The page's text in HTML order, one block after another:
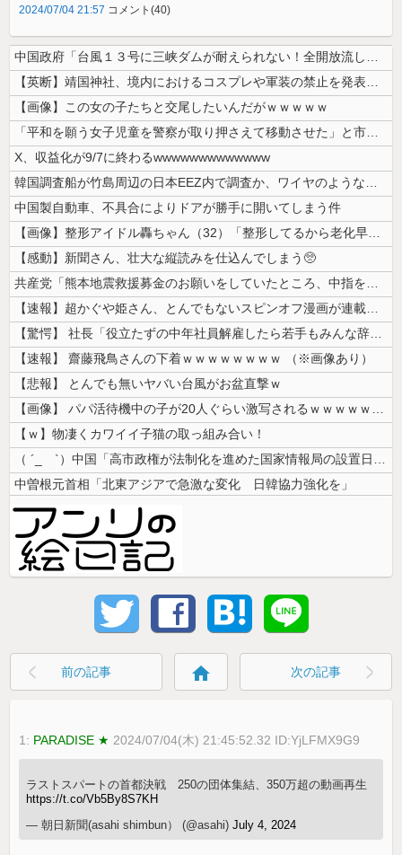
2024/07/04 21:57 コメント(40)
中国政府「台風１３号に三峡ダムが耐えられない！全開放流しろ！」⇒ 下流...
【英断】靖国神社、境内におけるコスプレや軍装の禁止を発表「厳粛で神聖な...
【画像】この女の子たちと交尾したいんだがｗｗｗｗｗ
「平和を願う女子児童を警察が取り押さえて移動させた」と市民団体が告発、...
X、収益化が9/7に終わるwwwwwwwwwwwww
韓国調査船が竹島周辺の日本EEZ内で調査か、ワイヤのようなもの海中に投...
中国製自動車、不具合によりドアが勝手に開いてしまう件
【画像】整形アイドル轟ちゃん（32）「整形してるから老化早い」の声に7...
【感動】新聞さん、壮大な縦読みを仕込んでしまう🥺
共産党「熊本地震救援募金のお願いをしていたところ、中指を立てられました...
【速報】超かぐや姫さん、とんでもないスピンオフ漫画が連載決定ｗｗｗｗｗ...
【驚愕】 社長「役立たずの中年社員解雇したら若手もみんな辞めてしまった...
【速報】 齋藤飛鳥さんの下着ｗｗｗｗｗｗｗｗ （※画像あり）
【悲報】 とんでも無いヤバい台風がお盆直撃ｗ
【画像】 パパ活待機中の子が20人ぐらい激写されるｗｗｗｗｗｗｗｗｗｗ...
【ｗ】物凄くカワイイ子猫の取っ組み合い！
（ ´_ゝ`）中国「高市政権が法制化を進めた国家情報局の設置日が7月3...
中曽根元首相「北東アジアで急激な変化 日韓協力強化を」
前の記事 home 次の記事
1: PARADISE ★ 2024/07/04(木) 21:45:52.32 ID:YjLFMX9G9
ラストスパートの首都決戦 250の団体集結、350万超の動画再生
https://t.co/Vb5By8S7KH
— 朝日新聞(asahi shimbun） (@asahi)July 4, 2024